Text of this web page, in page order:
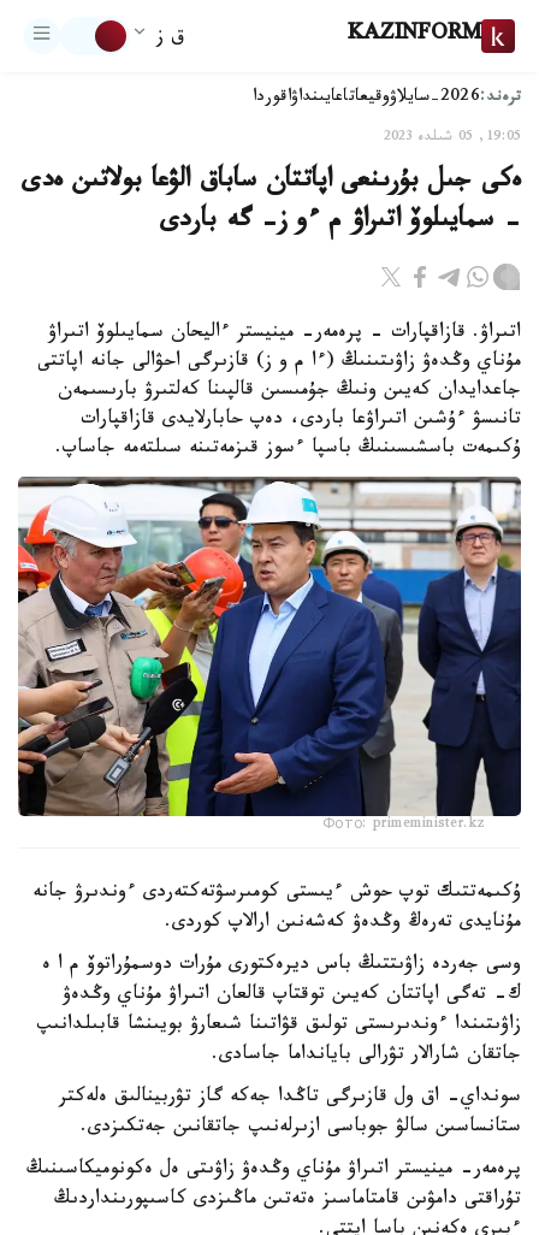
KAZINFORM ق ز
ترەند:2026-سايلاۋ وقيعاتاعايىنداۋاقوردا
19:05, 05 شىلدە 2023
ەكى جىل بۇرىنعى اپاتتان ساباق الۋعا بولاتىن ەدى
- سمايىلوۆ اتىراۋ م ءو ز- گە باردى
اتىراۋ. قازاقپارات - پرەمەر- مينيستر ءاليحان سمايىلوۆ اتىراۋ
مۇناي وڭدەۋ زاۋىتىنىڭ (ءا م و ز) قازىرگى احۋالى جانە اپاتتى
جاعدايدان كەيىن ونىڭ جۇمىسىن قالپىنا كەلتىرۋ بارىسىمەن
تانىسۋ ءۇشىن اتىراۋعا باردى، دەپ حابارلايدى قازاقپارات
ۇكىمەت باسشىسىنىڭ باسپا ءسوز قىزمەتىنە سىلتەمە جاساپ.
Фото: primeminister.kz
ۇكىمەتتىك توپ حوش ءيىستى كومىرسۋتەكتەردى ءوندىرۋ جانە
مۇنايدى تەرەڭ وڭدەۋ كەشەنىن ارالاپ كوردى.
وسى جەردە زاۋىتتىڭ باس ديرەكتورى مۇرات دوسمۇراتوۆ م ا ە
ك- تەگى اپاتتان كەيىن توقتاپ قالعان اتىراۋ مۇناي وڭدەۋ
زاۋىتىندا ءوندىرىستى تولىق قۋاتىنا شىعارۋ بويىنشا قابىلدانىپ
جاتقان شارالار تۋرالى بايانداما جاسادى.
سونداي- اق ول قازىرگى تاڭدا جەكە گاز تۋربينالىق ەلەكتر
ستانساسىن سالۋ جوباسى ازىرلەنىپ جاتقانىن جەتكىزدى.
پرەمەر- مينيستر اتىراۋ مۇناي وڭدەۋ زاۋىتى ەل ەكونوميكاسىنىڭ
تۇراقتى دامۋىن قامتاماسىز ەتەتىن ماڭىزدى كاسىپورىنداردىڭ